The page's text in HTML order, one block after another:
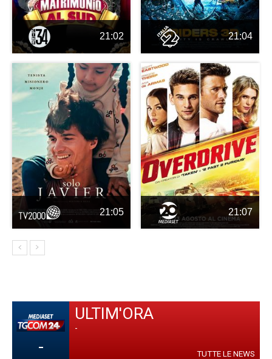
21:02 21:04
21:05 21:07
-
ULTIM'ORA
-
TUTTE LE NEWS